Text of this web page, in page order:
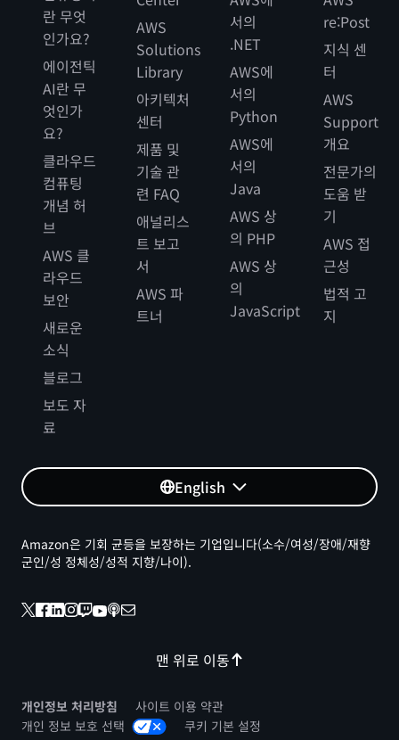
란 무엇
인가요?
에이전틱
AI란 무
엇인가
요?
클라우드
컴퓨팅
개념 허
브
AWS 클
라우드
보안
새로운
소식
블로그
보도 자
료
AWS
Solutions
Library
아키텍처
센터
제품 및
기술 관
련 FAQ
애널리스
트 보고
서
AWS 파
트너
서의
.NET
AWS에
서의
Python
AWS에
서의
Java
AWS 상
의 PHP
AWS 상
의
JavaScript
re:Post
지식 센
터
AWS
Support
개요
전문가의
도움 받
기
AWS 접
근성
법적 고
지
English
맨 위로 이동
Amazon은 기회 균등을 보장하는 기업입니다(소수/여성/장애/재향
군인/성 정체성/성적 지향/나이).
개인정보 처리방침
사이트 이용 약관
개인 정보 보호 선택
쿠키 기본 설정